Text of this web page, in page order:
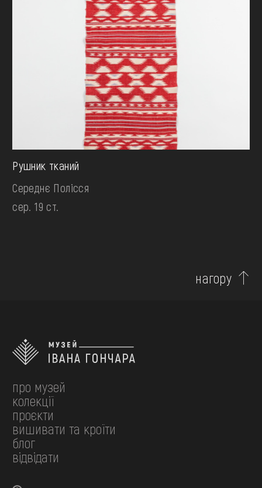
Рушник тканий
Середнє Полісся
сер. 19 ст.
нагору
про музей
колекції
проєкти
вишивати та кроїти
блог
відвідати